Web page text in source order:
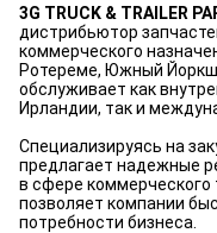
3G TRUCK & TRAILER
дистрибьютор
коммерческого
Ротереме, Южный
обслуживает как
Ирландии, так и
Специализируясь на
предлагает надежные
в сфере коммерческого
позволяет компании
потребности бизнеса.